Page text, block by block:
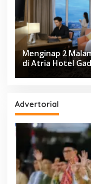
Menginap 2
di Atria Hotel
Advertorial